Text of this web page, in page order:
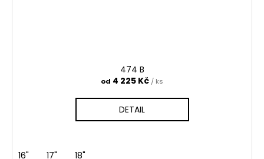
474 B
od 4 225 Kč / ks
DETAIL
16" 17" 18"